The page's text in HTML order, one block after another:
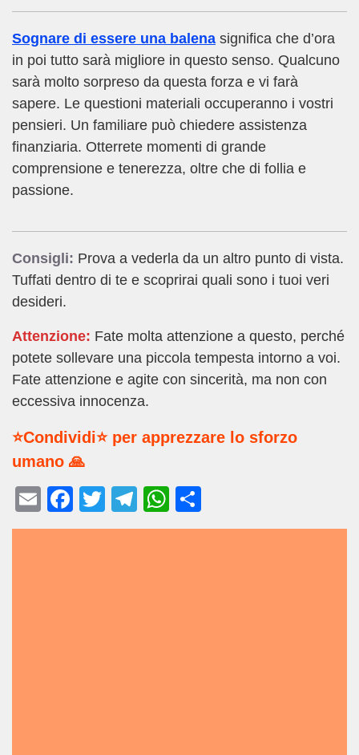
Sognare di essere una balena significa che d’ora
in poi tutto sarà migliore in questo senso. Qualcuno
sarà molto sorpreso da questa forza e vi farà
sapere. Le questioni materiali occuperanno i vostri
pensieri. Un familiare può chiedere assistenza
finanziaria. Otterrete momenti di grande
comprensione e tenerezza, oltre che di follia e
passione.
Consigli: Prova a vederla da un altro punto di vista.
Tuffati dentro di te e scoprirai quali sono i tuoi veri
desideri.
Attenzione: Fate molta attenzione a questo, perché
potete sollevare una piccola tempesta intorno a voi.
Fate attenzione e agite con sincerità, ma non con
eccessiva innocenza.
⭐Condividi⭐ per apprezzare lo sforzo
umano 🙏
E
m
F
a
T
wi
T
el
W
h
o